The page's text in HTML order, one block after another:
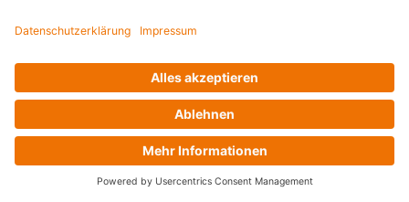
Klingeltaster und Gongs
Sprechanlagen-Sets
Zubehör Türkommunikation
Videoüberwachung
Zubehör Videoüberwachung
Alle anzeigen